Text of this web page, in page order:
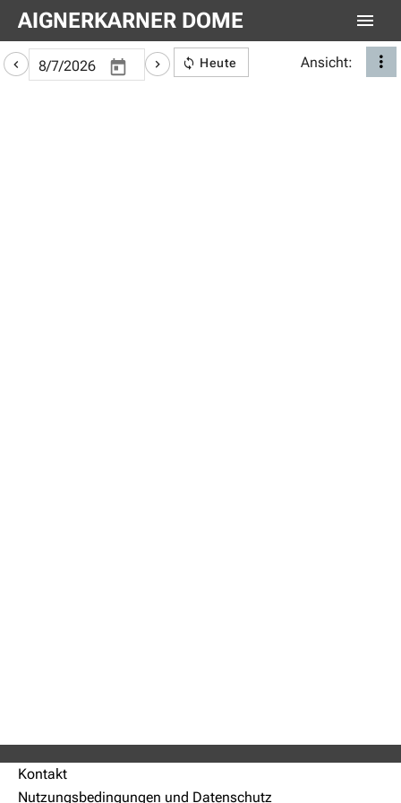
AIGNERKARNER DOME
Heute Ansicht:
Kontakt
Nutzungsbedingungen und Datenschutz